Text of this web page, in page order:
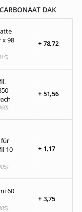
DAK
x 98
+ 78,72
+ 51,56
für
10
+ 1,17
60
+ 3,75